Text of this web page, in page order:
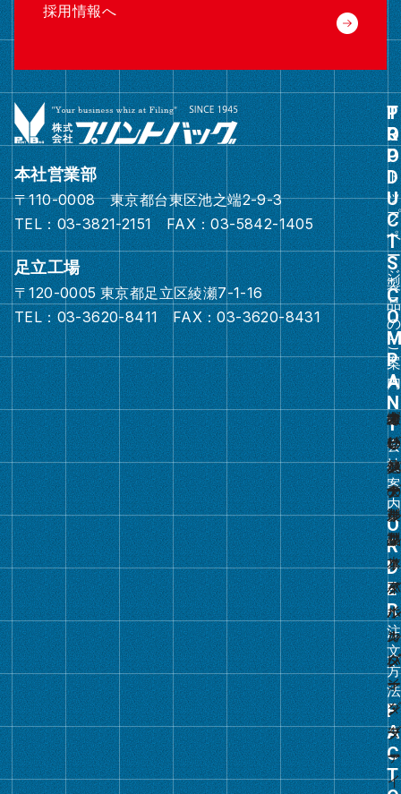
採用情報へ
本社営業部
〒110-0008 東京都台東区池之端2-9-3
TEL：03-3821-2151 FAX：03-5842-1405
足立工場
〒120-0005 東京都足立区綾瀬7-1-16
TEL：03-3620-8411 FAX：03-3620-8431
ト
ッ
プ
ペ
ー
ジ
グ
ル
ー
プ
リ
ン
ク
会
社
案
内
グ
ル
ー
プ
リ
ン
ク
注
文
方
法
グ
ル
ー
プ
リ
ン
ク
グ
ル
ー
プ
製
品
の
ご
案
内
オ
リ
ジ
ナ
ル
フ
ァ
イ
ル
・
バ
イ
ン
ダ
ー
白
い
フ
ァ
イ
ル
・
バ
イ
ン
ダ
ー
ス
ー
パ
ー
ク
リ
ス
タ
ル
カ
レ
ン
ダ
ー
カ
レ
ン
ダ
ー
製
本
オ
リ
ジ
ナ
ル
ク
リ
ア
ホ
ル
ダ
ー
・
フ
ァ
イ
タ
ビ
メ
モ
リ
そ
の
他
の
製
品
綴
じ
具